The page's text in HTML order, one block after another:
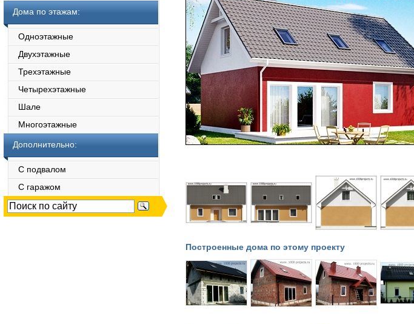
Дома по этажам:
Одноэтажные
Двухэтажные
Трехэтажные
Четырехэтажные
Шале
Многоэтажные
Дополнительно:
С подвалом
С гаражом
Построенные дома по этому проекту